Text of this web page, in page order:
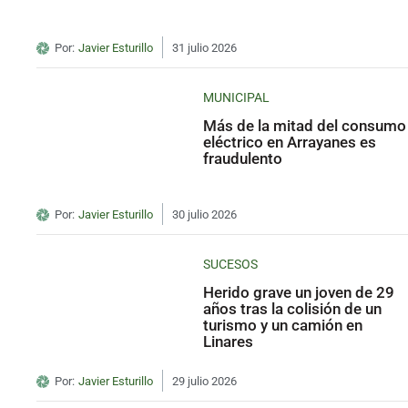
Por: Javier Esturillo 31 julio 2026
MUNICIPAL
Más de la mitad del consumo
eléctrico en Arrayanes es
fraudulento
Por: Javier Esturillo 30 julio 2026
SUCESOS
Herido grave un joven de 29
años tras la colisión de un
turismo y un camión en
Linares
Por: Javier Esturillo 29 julio 2026